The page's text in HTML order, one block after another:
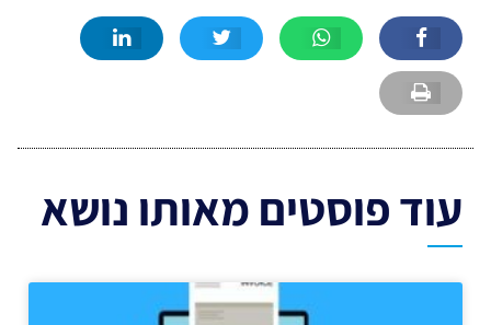
עוד פוסטים מאותו נושא